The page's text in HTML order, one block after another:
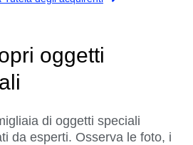
oggetti
di oggetti speciali
da esperti. Osserva le foto, i